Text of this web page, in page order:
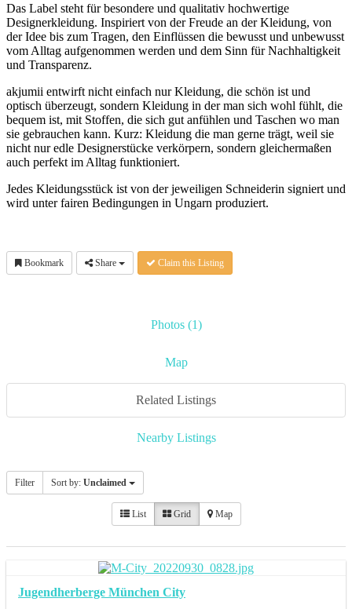
Das Label steht für besondere und qualitativ hochwertige
Designerkleidung. Inspiriert von der Freude an der Kleidung, von
der Idee bis zum Tragen, den Einflüssen die bewusst und unbewusst
vom Alltag aufgenommen werden und dem Sinn für Nachhaltigkeit
und Transparenz.
akjumii entwirft nicht einfach nur Kleidung, die schön ist und
optisch überzeugt, sondern Kleidung in der man sich wohl fühlt, die
bequem ist, mit Stoffen, die sich gut anfühlen und Taschen wo man
sie gebrauchen kann. Kurz: Kleidung die man gerne trägt, weil sie
nicht nur edle Designerstücke verkörpern, sondern gleichermaßen
auch perfekt im Alltag funktioniert.
Jedes Kleidungsstück ist von der jeweiligen Schneiderin signiert und
wird unter fairen Bedingungen in Ungarn produziert.
Bookmark Share Claim this Listing
Photos (1)
Map
Related Listings
Nearby Listings
Filter Sort by: Unclaimed
List Grid Map
Jugendherberge München City